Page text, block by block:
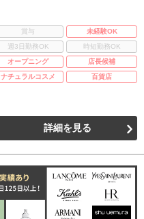
賞与
未経験OK
週3日勤務OK
時短勤務OK
オープニング
店長候補
ナチュラルコスメ 百貨店
詳細を見る